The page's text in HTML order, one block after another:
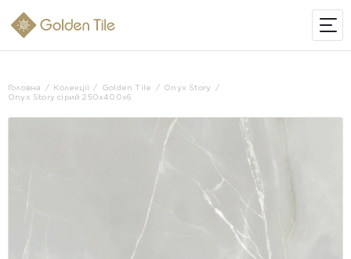
Головна Колекції Golden Tile
Onyx Story
Onyx Story сірий 250х400x6